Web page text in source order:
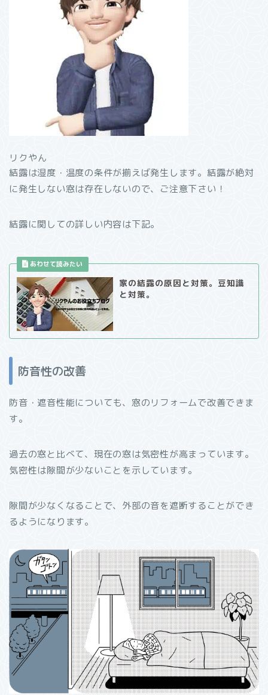
リクやん
結露は湿度・温度の条件が揃えば発生します。結露が絶対
に発生しない窓は存在しないので、ご注意下さい！
結露に関しての詳しい内容は下記。
家の結露の原因と対策。豆知識
と対策。
防音性の改善
防音・遮音性能についても、窓のリフォームで改善できま
す。
過去の窓と比べて、現在の窓は気密性が高まっています。
気密性は隙間が少ないことを示しています。
隙間が少なくなることで、外部の音を遮断することができ
るようになります。